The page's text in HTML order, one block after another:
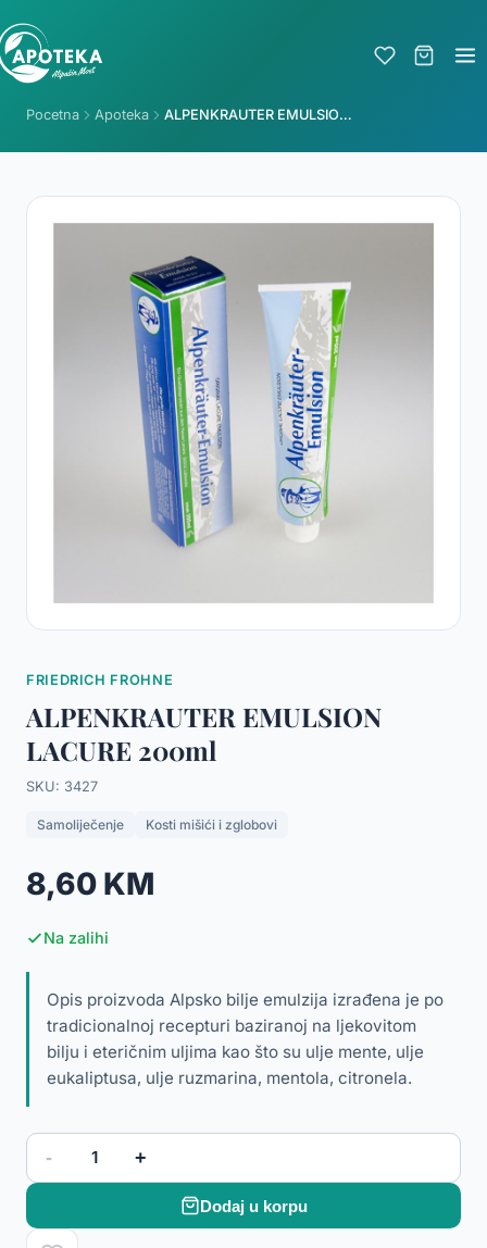
Pocetna Apoteka ALPENKRAUTER EMULSION LACURE 200ml
FRIEDRICH FROHNE
ALPENKRAUTER EMULSION
LACURE 200ml
SKU: 3427
Samoliječenje Kosti mišići i zglobovi
8,60 KM
Na zalihi
Opis proizvoda Alpsko bilje emulzija izrađena je po
tradicionalnoj recepturi baziranoj na ljekovitom
bilju i eteričnim uljima kao što su ulje mente, ulje
eukaliptusa, ulje ruzmarina, mentola, citronela.
- 1 +
Dodaj u korpu